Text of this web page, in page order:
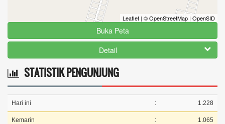
Leaflet | © OpenStreetMap | OpenSID
Buka Peta
Detail
STATISTIK PENGUNJUNG
Hari ini : 1.228
Kemarin : 1.065